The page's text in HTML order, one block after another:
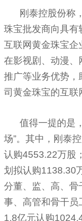
刚泰控股份称
珠宝批发商向具有
互联网黄金珠宝企
在影视剧、动漫、
推广等业务优势，
司黄金珠宝的互联
值得一提的是
场”。其中，刚泰
认购4553.22万股
划拟认购1138.30
分董、监、高、骨
事、高管和骨干员
1.8亿元认购